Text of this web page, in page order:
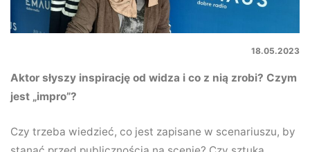
18.05.2023
Aktor słyszy inspirację od widza i co z nią zrobi? Czym
jest „impro”?
Czy trzeba wiedzieć, co jest zapisane w scenariuszu, by